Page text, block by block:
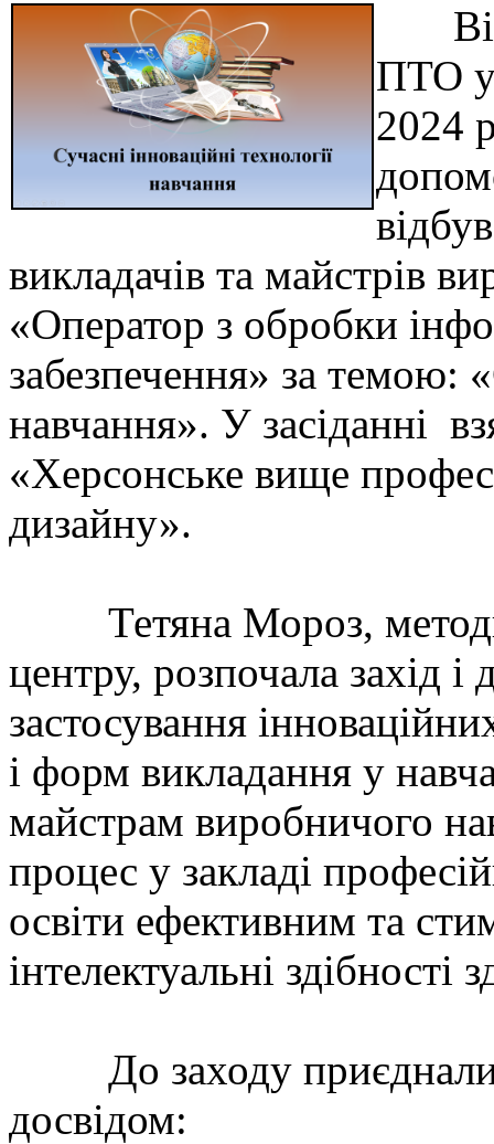
ПТО у
2024
викладачів та майстрів
«Оператор з обробки
забезпечення» за темою:
навчання». У засіданні
«Херсонське вище
дизайну».
Тетяна Мороз,
центру, розпочала захід
застосування
і форм викладання у
майстрам виробничого
процес у закладі
освіти ефективним та
інтелектуальні здібності
До заходу
досвідом: